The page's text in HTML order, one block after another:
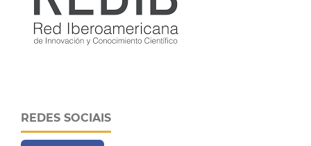
REDES SOCIAIS